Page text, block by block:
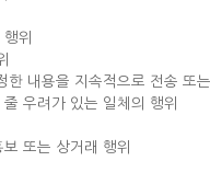
위
내용을 지속적으로 전송 또
우려가 있는 일체의 행위
또는 상거래 행위